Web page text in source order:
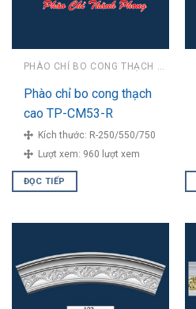
Phào chỉ bo cong thạch
cao TP-CM53-R
Kích thước: R-250/550/750
Lượt xem: 960 lượt xem
ĐỌC TIẾP